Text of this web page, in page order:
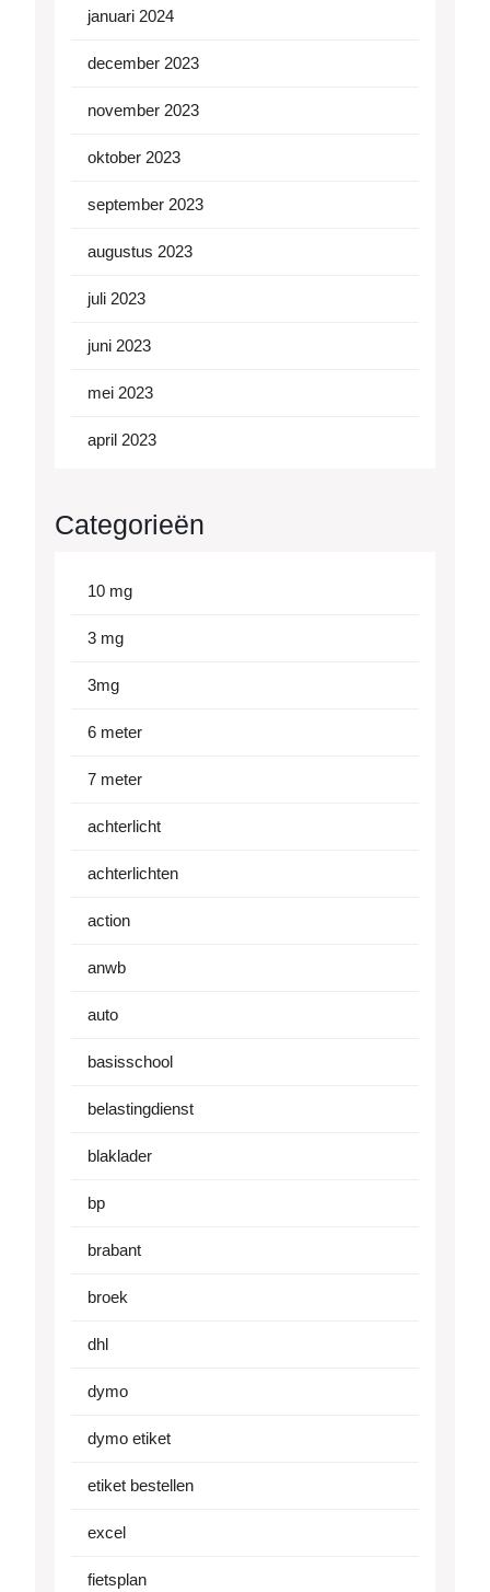
januari 2024
december 2023
november 2023
oktober 2023
september 2023
augustus 2023
juli 2023
juni 2023
mei 2023
april 2023
Categorieën
10 mg
3 mg
3mg
6 meter
7 meter
achterlicht
achterlichten
action
anwb
auto
basisschool
belastingdienst
blaklader
bp
brabant
broek
dhl
dymo
dymo etiket
etiket bestellen
excel
fietsplan